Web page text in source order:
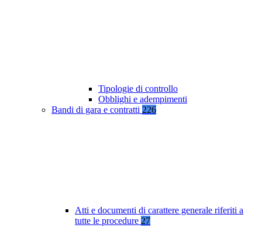
Tipologie di controllo
Obblighi e adempimenti
Bandi di gara e contratti 226
Atti e documenti di carattere generale riferiti a
tutte le procedure 27